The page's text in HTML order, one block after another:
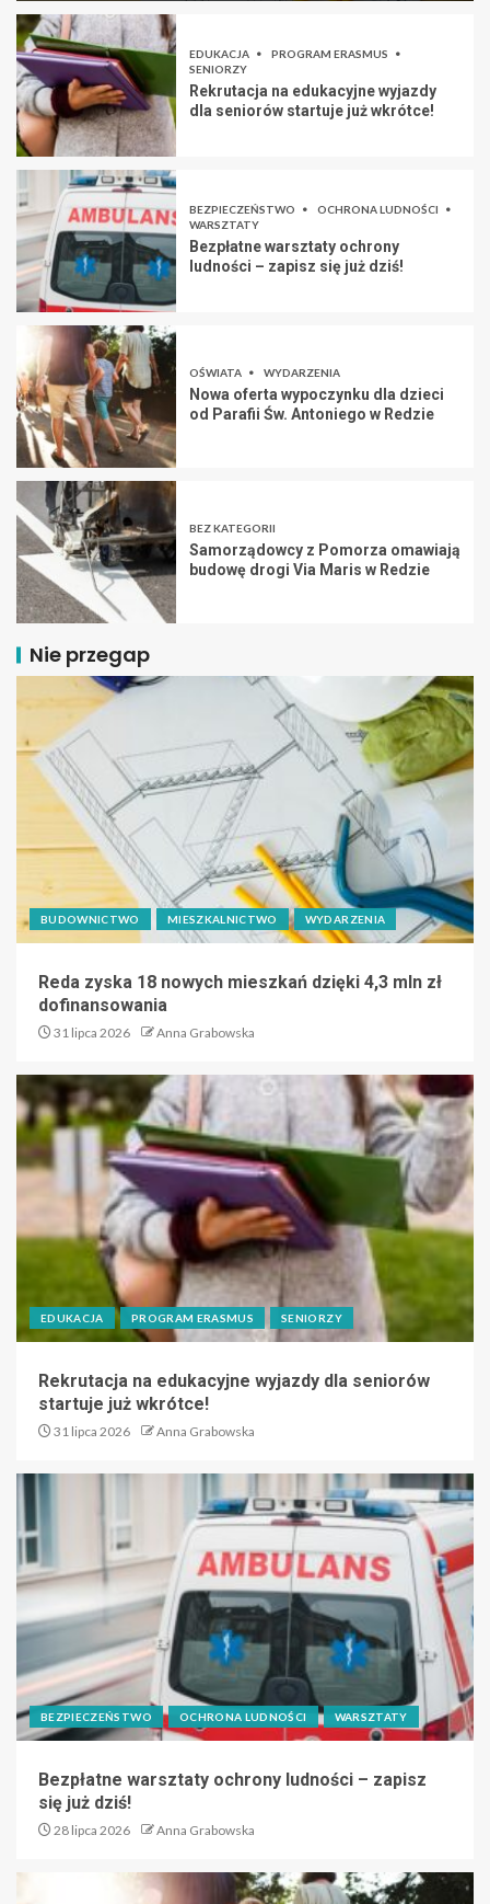
EDUKACJA
PROGRAM ERASMUS
SENIORZY
Rekrutacja na edukacyjne wyjazdy
dla seniorów startuje już wkrótce!
BEZPIECZEŃSTWO
OCHRONA LUDNOŚCI
WARSZTATY
Bezpłatne warsztaty ochrony
ludności – zapisz się już dziś!
OŚWIATA WYDARZENIA
Nowa oferta wypoczynku dla dzieci
od Parafii Św. Antoniego w Redzie
BEZ KATEGORII
Samorządowcy z Pomorza omawiają
budowę drogi Via Maris w Redzie
Nie przegap
BUDOWNICTWO MIESZKALNICTWO WYDARZENIA
Reda zyska 18 nowych mieszkań dzięki 4,3 mln zł
dofinansowania
31 lipca 2026 Anna Grabowska
EDUKACJA PROGRAM ERASMUS SENIORZY
Rekrutacja na edukacyjne wyjazdy dla seniorów
startuje już wkrótce!
31 lipca 2026 Anna Grabowska
BEZPIECZEŃSTWO OCHRONA LUDNOŚCI WARSZTATY
Bezpłatne warsztaty ochrony ludności – zapisz
się już dziś!
28 lipca 2026 Anna Grabowska